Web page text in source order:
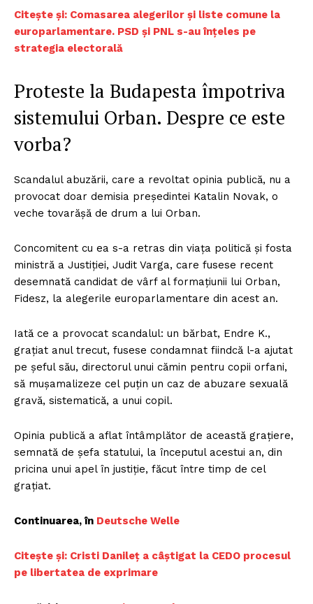
Citește și: Comasarea alegerilor și liste comune la
europarlamentare. PSD și PNL s-au înțeles pe
strategia electorală
Proteste la Budapesta împotriva
sistemului Orban. Despre ce este
vorba?
Scandalul abuzării, care a revoltat opinia publică, nu a
provocat doar demisia preşedintei Katalin Novak, o
veche tovarăşă de drum a lui Orban.
Concomitent cu ea s-a retras din viaţa politică şi fosta
ministră a Justiţiei, Judit Varga, care fusese recent
desemnată candidat de vârf al formaţiunii lui Orban,
Fidesz, la alegerile europarlamentare din acest an.
Iată ce a provocat scandalul: un bărbat, Endre K.,
graţiat anul trecut, fusese condamnat fiindcă l-a ajutat
pe şeful său, directorul unui cămin pentru copii orfani,
să muşamalizeze cel puţin un caz de abuzare sexuală
gravă, sistematică, a unui copil.
Opinia publică a aflat întâmplător de această graţiere,
semnată de şefa statului, la începutul acestui an, din
pricina unui apel în justiţie, făcut între timp de cel
graţiat.
Continuarea, în Deutsche Welle
Citește și: Cristi Danileț a câștigat la CEDO procesul
pe libertatea de exprimare